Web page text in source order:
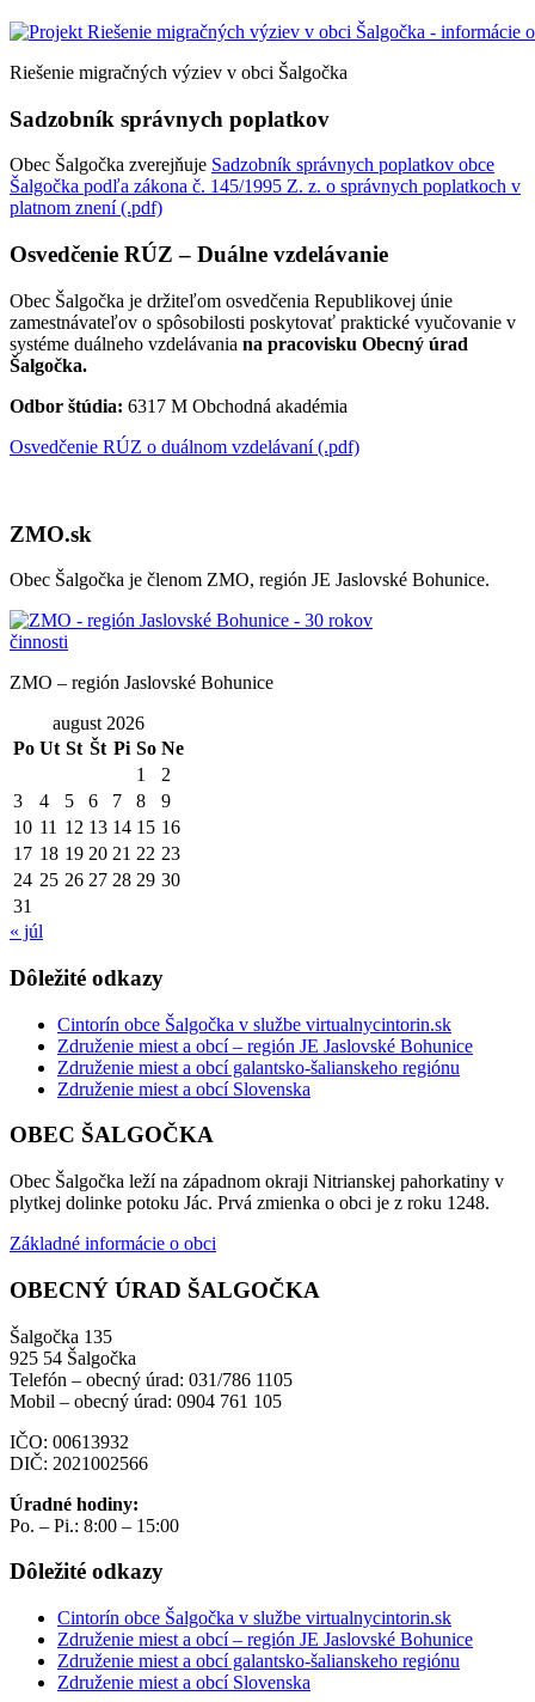
Riešenie migračných výziev v obci Šalgočka
Sadzobník správnych poplatkov
Obec Šalgočka zverejňuje Sadzobník správnych poplatkov obce
Šalgočka podľa zákona č. 145/1995 Z. z. o správnych poplatkoch v
platnom znení (.pdf)
Osvedčenie RÚZ – Duálne vzdelávanie
Obec Šalgočka je držiteľom osvedčenia Republikovej únie
zamestnávateľov o spôsobilosti poskytovať praktické vyučovanie v
systéme duálneho vzdelávania na pracovisku Obecný úrad
Šalgočka.
Odbor štúdia: 6317 M Obchodná akadémia
Osvedčenie RÚZ o duálnom vzdelávaní (.pdf)
ZMO.sk
Obec Šalgočka je členom ZMO, región JE Jaslovské Bohunice.
ZMO – región Jaslovské Bohunice
august 2026
Po Ut St Št Pi So Ne
1
2
3
4 5 6 7 8
9
10 11 12 13 14 15 16
17 18 19 20 21 22 23
24 25 26 27 28 29 30
31
« júl
Dôležité odkazy
Cintorín obce Šalgočka v službe virtualnycintorin.sk
Združenie miest a obcí – región JE Jaslovské Bohunice
Združenie miest a obcí galantsko-šalianskeho regiónu
Združenie miest a obcí Slovenska
OBEC ŠALGOČKA
Obec Šalgočka leží na západnom okraji Nitrianskej pahorkatiny v
plytkej dolinke potoku Jác. Prvá zmienka o obci je z roku 1248.
Základné informácie o obci
OBECNÝ ÚRAD ŠALGOČKA
Šalgočka 135
925 54 Šalgočka
Telefón – obecný úrad: 031/786 1105
Mobil – obecný úrad: 0904 761 105
IČO: 00613932
DIČ: 2021002566
Úradné hodiny:
Po. – Pi.: 8:00 – 15:00
Dôležité odkazy
Cintorín obce Šalgočka v službe virtualnycintorin.sk
Združenie miest a obcí – región JE Jaslovské Bohunice
Združenie miest a obcí galantsko-šalianskeho regiónu
Združenie miest a obcí Slovenska